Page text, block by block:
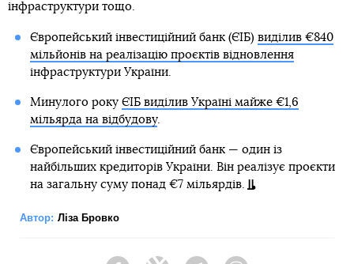
інфраструктури тощо.
Європейський інвестиційний банк (ЄІБ) виділив €840
мільйонів на реалізацію проєктів відновлення
інфраструктури України.
Минулого року ЄІБ виділив Україні майже €1,6
мільярда на відбудову.
Європейський інвестиційний банк — один із
найбільших кредиторів України. Він реалізує проєкти
на загальну суму понад €7 мільярдів.
Автор: Ліза Бровко